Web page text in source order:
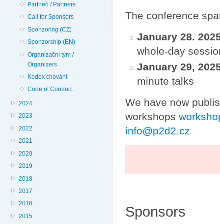
Partneři / Partners
Call for Sponsors
Sponzoring (CZ)
Sponzorship (EN)
Organizační tým /
Organizers
Kodex chování
Code of Conduct
2024
2023
2022
2021
2020
2019
2018
2017
2016
2015
The conference
January 28.
whole-day
January 29,
minute talks
We have now
workshops
info@p2d2.cz
Sponsors